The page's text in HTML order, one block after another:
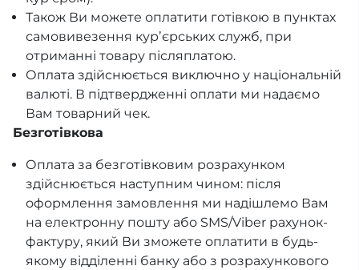
Також Ви можете оплатити готівкою в пунктах
самовивезення курʼєрських служб, при
отриманні товару післяплатою.
Оплата здійснюється виключно у національній
валюті. В підтвердженні оплати ми надаємо
Вам товарний чек.
Безготівкова
Оплата за безготівковим розрахунком
здійснюється наступним чином: після
оформлення замовлення ми надішлемо Вам
на електронну пошту або SMS/Viber рахунок-
фактуру, який Ви зможете оплатити в будь-
якому відділенні банку або з розрахункового